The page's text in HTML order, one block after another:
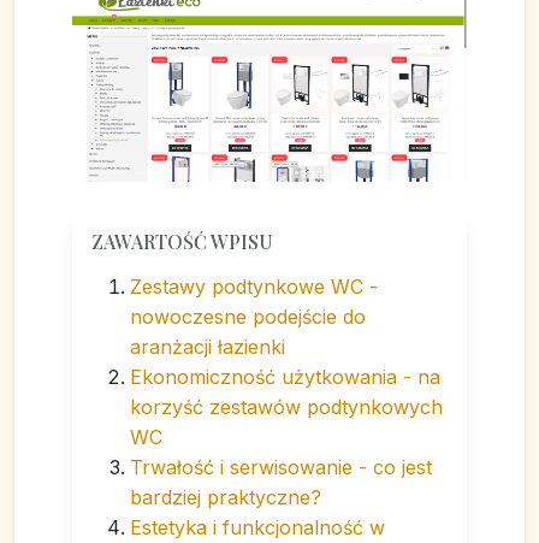
ZAWARTOŚĆ WPISU
Zestawy podtynkowe WC -
nowoczesne podejście do
aranżacji łazienki
Ekonomiczność użytkowania - na
korzyść zestawów podtynkowych
WC
Trwałość i serwisowanie - co jest
bardziej praktyczne?
Estetyka i funkcjonalność w